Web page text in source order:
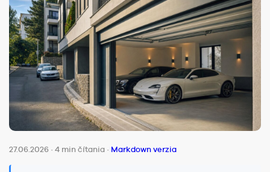
27.06.2026 · 4 min čítania · Markdown verzia